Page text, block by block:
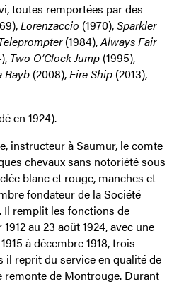
toutes remportées par des
Lorenzaccio (1970),Sparkler
(1984),Always Fair
Two O’Clock Jump (1995),
Rayb (2008),Fire Ship (2013),
en 1924).
instructeur à Saumur, le comte
chevaux sans notoriété sous
blanc et rouge, manches et
fondateur de la Société
Il remplit les fonctions de
au 23 août 1924, avec une
à décembre 1918, trois
il reprit du service en qualité de
de Montrouge. Durant